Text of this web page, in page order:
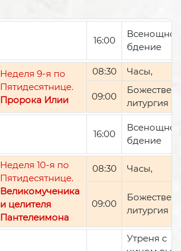
16:00
Всенощное
бдение
Неделя 9-я по
Пятидесятнице.
Пророка Илии
08:30 Часы,
09:00
литургия
16:00
Всенощное
бдение
Неделя 10-я по
Пятидесятнице.
Великомученика
и целителя
Пантелеимона
08:30 Часы,
09:00
литургия
Утреня с